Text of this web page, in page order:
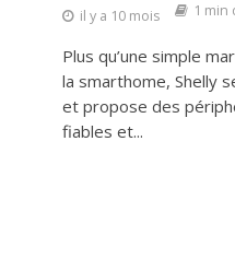
il y a 10 mois 1 min
Plus qu’une simple
la smarthome, Shelly
et propose des
fiables et...